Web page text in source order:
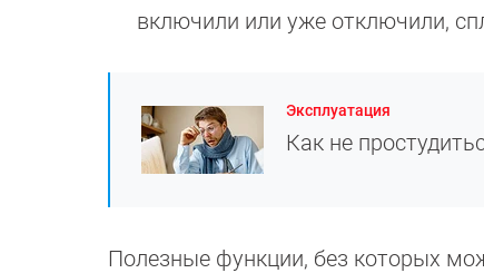
включили или уже отключили,
Эксплуатация
Как не
Полезные функции, без которых